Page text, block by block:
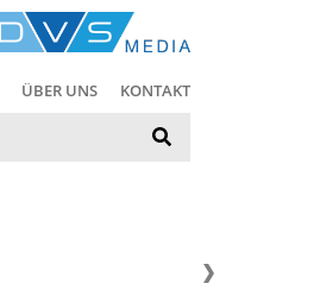
ÜBER UNS KONTAKT